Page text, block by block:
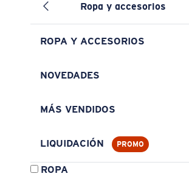
Ropa y accesorios
ROPA Y ACCESORIOS
NOVEDADES
MÁS VENDIDOS
LIQUIDACIÓN PROMO
ROPA